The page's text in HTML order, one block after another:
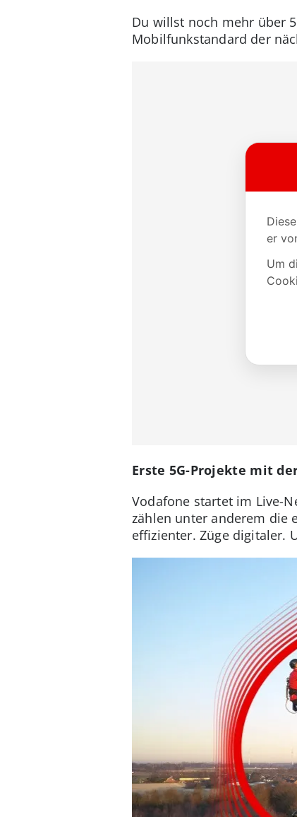
Du willst noch mehr über
Mobilfunkstandard der
Erste 5G-Projekte mit
Vodafone startet im Live-
zählen unter anderem die
effizienter. Züge digitaler.